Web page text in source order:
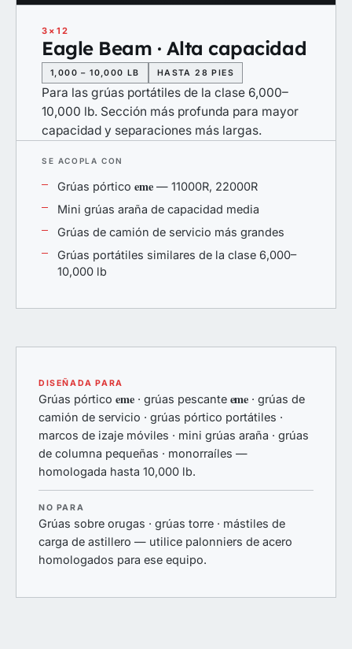
3×12
Eagle Beam · Alta capacidad
1,000 – 10,000 LB HASTA 28 PIES
Para las grúas portátiles de la clase 6,000–
10,000 lb. Sección más profunda para mayor
capacidad y separaciones más largas.
SE ACOPLA CON
Grúas pórtico eme— 11000R, 22000R
Mini grúas araña de capacidad media
Grúas de camión de servicio más grandes
Grúas portátiles similares de la clase 6,000–
10,000 lb
DISEÑADA PARA
Grúas pórtico eme· grúas pescante eme · grúas de
camión de servicio · grúas pórtico portátiles ·
marcos de izaje móviles · mini grúas araña · grúas
de columna pequeñas · monorraíles —
homologada hasta 10,000 lb.
NO PARA
Grúas sobre orugas · grúas torre · mástiles de
carga de astillero — utilice palonniers de acero
homologados para ese equipo.